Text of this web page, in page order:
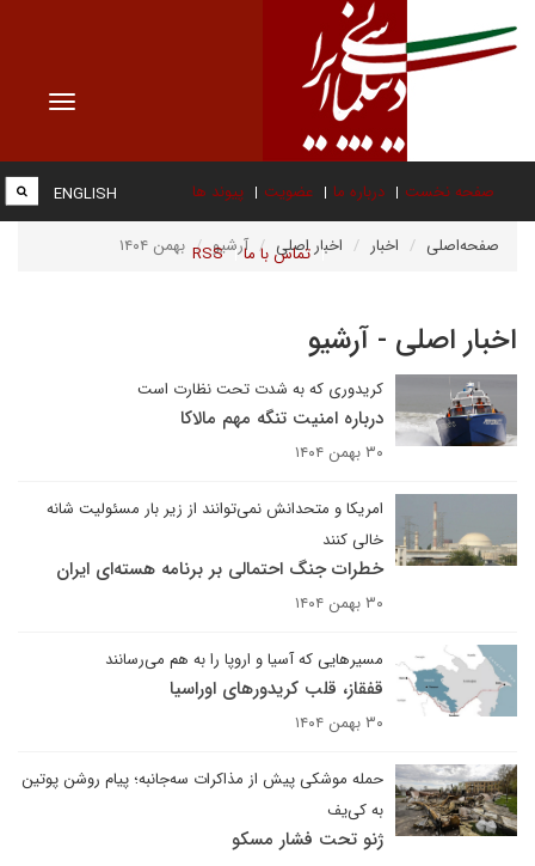
Toggle
صفحه نخست درباره ما عضویت پیوند ها
تماس با ما RSS
ENGLISH
صفحه‌اصلی اخبار اخبار اصلی آرشیو بهمن ۱۴۰۴
اخبار اصلی - آرشیو
کریدوری که به شدت تحت نظارت است
درباره امنیت تنگه مهم مالاکا
۳۰ بهمن ۱۴۰۴
امریکا و متحدانش نمی‌توانند از زیر بار مسئولیت شانه
خالی کنند
خطرات جنگ احتمالی بر برنامه هسته‌ای ایران
۳۰ بهمن ۱۴۰۴
مسیرهایی که آسیا و اروپا را به هم می‌رسانند
قفقاز، قلب کریدورهای اوراسیا
۳۰ بهمن ۱۴۰۴
حمله موشکی پیش از مذاکرات سه‌جانبه؛ پیام روشن پوتین
به کی‌یف
ژنو تحت فشار مسکو